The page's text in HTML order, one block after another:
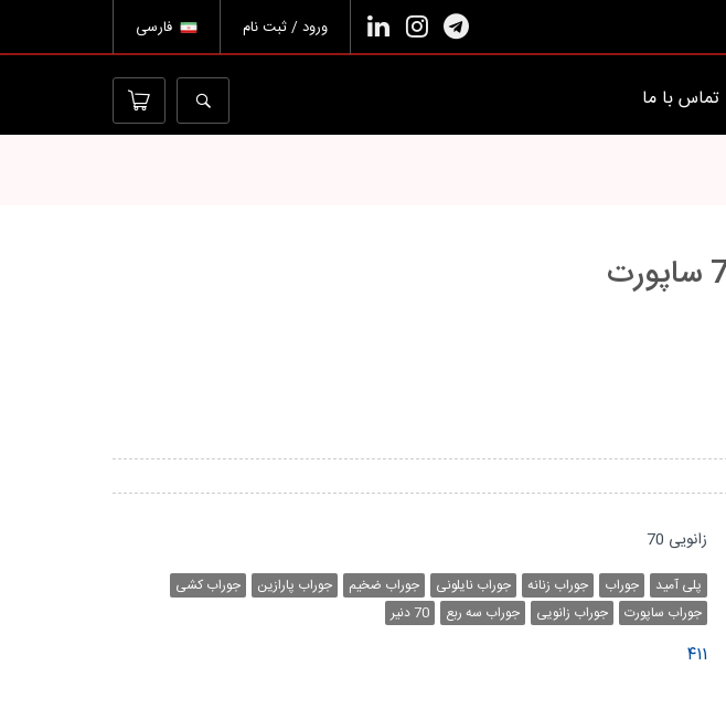
فارسی ورود / ثبت نام
تماس با ما
زانویی 70
پلی آمید جوراب جوراب زنانه جوراب نایلونی جوراب ضخیم جوراب پارازین
جوراب کشی
جوراب ساپورت
جوراب زانویی جوراب سه ربع 70 دنیر
۴۱۱